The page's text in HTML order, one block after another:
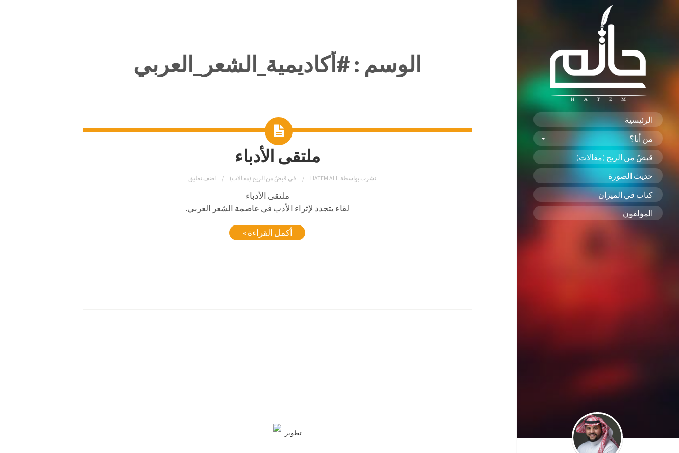
الرئيسية
من أنا؟
قبضٌ من الريح (مقالات)
حديث الصورة
كتاب في الميزان
المؤلفون
الوسم :#أكاديمية_الشعر_العربي
ملتقى الأدباء
نشرت بواسطة: HATEM ALI في قبضٌ من الريح (مقالات) اضف تعليق
ملتقى الأدباء
لقاء يتجدد لإثراء الأدب في عاصمة الشعر العربي.
أكمل القراءة »
تطوير